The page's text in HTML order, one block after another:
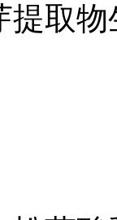
提取